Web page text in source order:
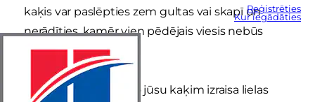
Reģistrēties
Kur iegādāties
kaķis var paslēpties zem gultas vai skapī un
nerādīties, kamēr vien pēdējais viesis nebūs
devies prom.
Nemiers vai bailes, ko jūsu kaķim izraisa lielas